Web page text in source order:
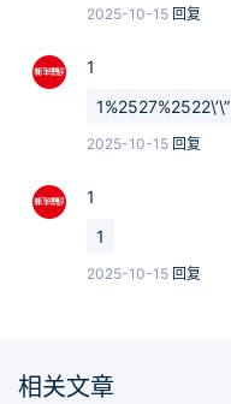
2025-10-15 回复
1
1%2527%2522\’\”
2025-10-15 回复
1
1
2025-10-15 回复
相关文章